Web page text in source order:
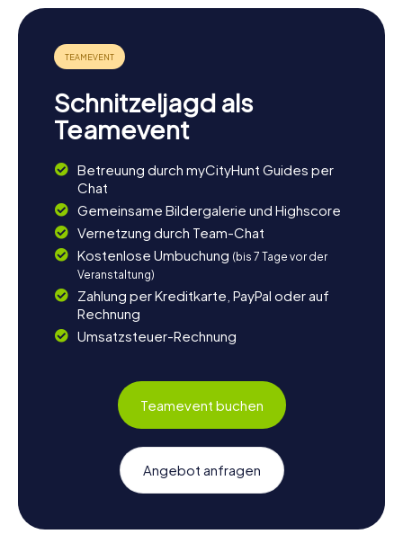
denen ihr die lokale Küche probieren könnt. Die Stadt
bietet zahlreiche Möglichkeiten, sich zu entspannen und
die Schönheit der Umgebung zu genießen. Ob ihr euch für
Kunst, Geschichte oder einfach nur für einen gemütlichen
bieten.Schnitzeljagd als
Teamevent
Betreuung durch myCityHunt Guides per
Chat
Gemeinsame Bildergalerie und Highscore
Vernetzung durch Team-Chat
Kostenlose Umbuchung (bis 7 Tage vor der
Veranstaltung)
Zahlung per Kreditkarte, PayPal oder auf
Rechnung
Umsatzsteuer-Rechnung
Teamevent buchen
Angebot anfragen